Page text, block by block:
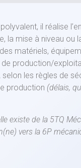
il réalise
la mise à niveau ou
matériels,
de production/
selon les règles de
production (délais,
existe de la 5TQ
vers la 6P